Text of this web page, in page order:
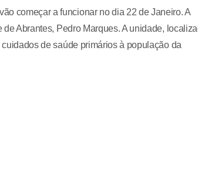
começar a funcionar no dia 22 de Janeiro. A
Abrantes, Pedro Marques. A unidade,
de saúde primários à população da